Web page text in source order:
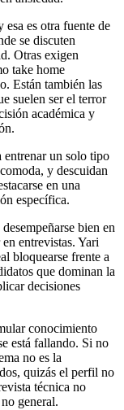
esa es otra fuente de
se discuten
Otras exigen
take home
Están también las
suelen ser el terror
académica y
entrenar un solo tipo
y descuidan
en una
específica.
bien en
entrevistas. Yari
bloquearse frente a
que dominan la
decisiones
conocimiento
está fallando. Si no
no es la
quizás el perfil no
técnica no
general.